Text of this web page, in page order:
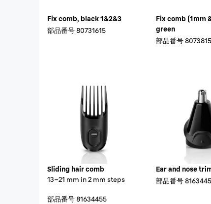
Fix comb, black 1&2&3
部品番号80731615
Fix comb (1mm
green
部品番号
Sliding hair comb
13–21 mm in 2 mm steps
部品番号81634455
Ear and nose
部品番号